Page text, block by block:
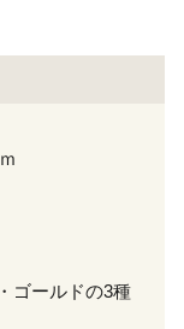
ゴールドの3種